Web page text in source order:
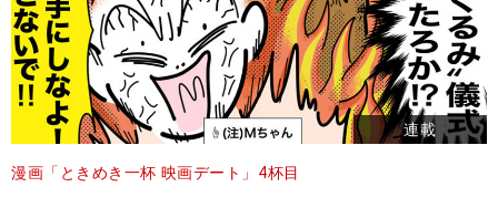
連載
漫画「ときめき一杯 映画デート」4杯目